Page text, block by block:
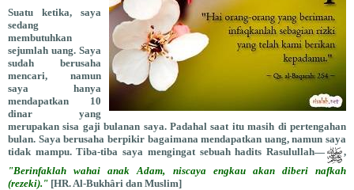
Suatu ketika, saya
sedang
membutuhkan
sejumlah uang. Saya
sudah berusaha
mencari, namun
saya hanya
mendapatkan 10
dinar yang
merupakan sisa gaji bulanan saya. Padahal saat itu masih di pertengahan
bulan. Saya berusaha berpikir bagaimana mendapatkan uang, namun saya
tidak mampu. Tiba-tiba saya mengingat sebuah hadits Rasulullah—
,
"Berinfaklah wahai anak Adam, niscaya engkau akan diberi nafkah
(rezeki)." [HR. Al-Bukhâri dan Muslim]